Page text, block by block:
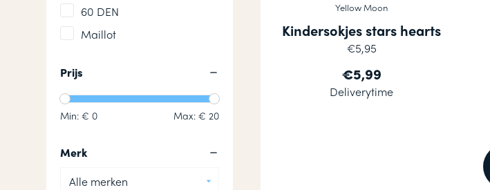
60 DEN
Maillot
Prijs
Min: € 0 Max: € 20
Merk
Alle merken
Yellow Moon
Kindersokjes stars hearts
€5,95
€5,99
Deliverytime